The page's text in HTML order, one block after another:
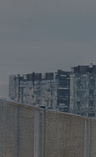
Od105 300 zł
Corolla Hatchback
HYBRID